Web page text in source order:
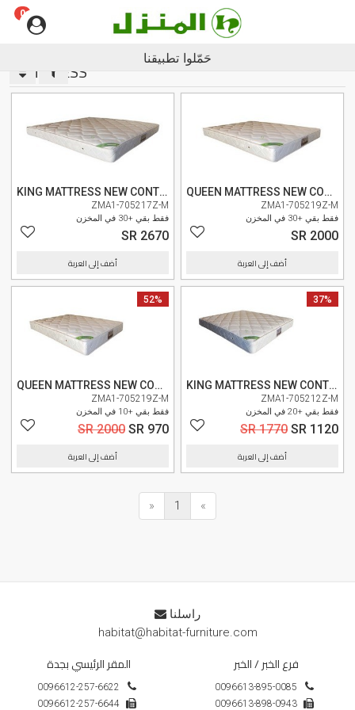
0
حَمّلوا تطبيقنا MATTRESS
KING MATTRESS NEW CONTRACT NCO193200
ZMA1-705217Z-M
فقط بقي +30 في المخزن
SR 2670
أضف إلى العربة
QUEEN MATTRESS NEW CONTRACT NCO150200
ZMA1-705219Z-M
فقط بقي +30 في المخزن
SR 2000
أضف إلى العربة
52%
QUEEN MATTRESS NEW CONTRACT NCO150200
ZMA1-705219Z-M
فقط بقي +10 في المخزن
SR 2000 SR 970
أضف إلى العربة
37%
KING MATTRESS NEW CONTRACT NCO180200
ZMA1-705212Z-M
فقط بقي +20 في المخزن
SR 1770 SR 1120
أضف إلى العربة
« 1 »
راسلنا
habitat@habitat-furniture.com
المقر الرئيسي بجدة
0096612-257-6622
0096612-257-6644
فرع الخبر / الخبر
0096613-895-0085
0096613-898-0943